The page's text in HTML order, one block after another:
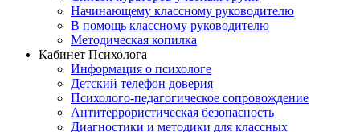
Начинающему классному руководителю
В помощь классному руководителю
Методическая копилка
Кабинет Психолога
Информация о психологе
Детский телефон доверия
Психолого-педагогическое сопровождение
Антитеррористическая безопасность
Диагностики и методики для классных